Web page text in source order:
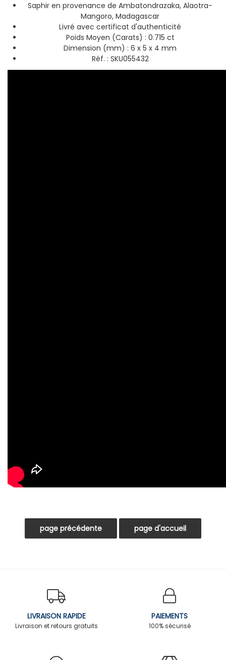
Saphir en provenance de Ambatondrazaka, Alaotra-
Mangoro, Madagascar
Livré avec certificat d'authenticité
Poids Moyen (Carats) : 0.715 ct
Dimension (mm) : 6 x 5 x 4 mm
Réf. : SKU055432
LIVRAISON RAPIDE
Livraison et retours gratuits
PAIEMENTS
100% sécurisé